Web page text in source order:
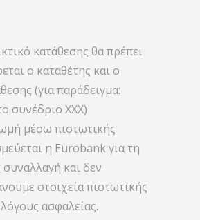
κατάθεσης θα πρέπει
ο καταθέτης και ο
(για παράδειγμα:
συνέδριο ΧΧΧ)
μέσω πιστωτικής
η Eurobank για τη
συναλλαγή και δεν
στοιχεία πιστωτικής
ασφαλείας.